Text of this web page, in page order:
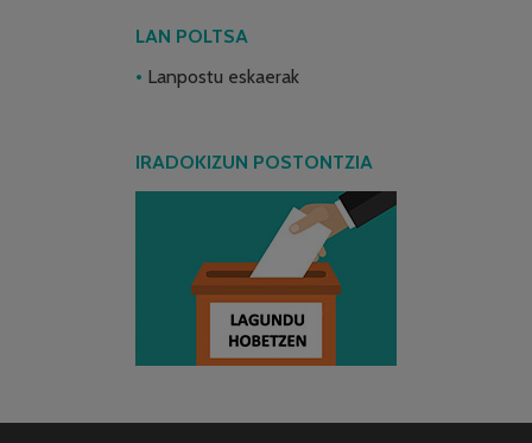
LAN POLTSA
Lanpostu eskaerak
IRADOKIZUN POSTONTZIA